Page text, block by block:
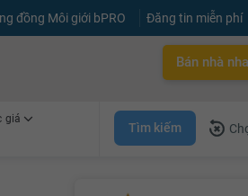
đồng Môi giới bPRO Đăng tin miễn phí
Bán nhà
giá
Tìm kiếm